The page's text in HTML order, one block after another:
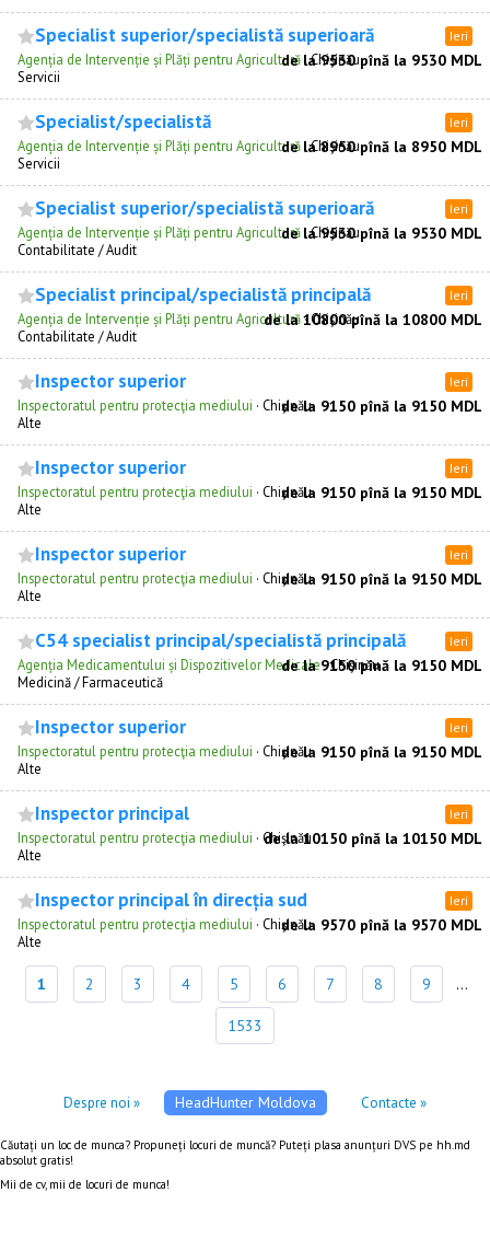
Specialist superior/specialistă superioară Ieri
Agenția de Intervenție și Plăți pentru Agricultură·Chişinău
de la 9530 pînă la 9530 MDL
Servicii
Specialist/specialistă Ieri
Agenția de Intervenție și Plăți pentru Agricultură·Chişinău
de la 8950 pînă la 8950 MDL
Servicii
Specialist superior/specialistă superioară Ieri
Agenția de Intervenție și Plăți pentru Agricultură·Chişinău
de la 9530 pînă la 9530 MDL
Сontabilitate / Audit
Specialist principal/specialistă principală Ieri
Agenția de Intervenție și Plăți pentru Agricultură·Chişinău
de la 10800 pînă la 10800 MDL
Сontabilitate / Audit
Inspector superior Ieri
Inspectoratul pentru protecţia mediului · Chişinău
de la 9150 pînă la 9150 MDL
Alte
Inspector superior Ieri
Inspectoratul pentru protecţia mediului · Chişinău
de la 9150 pînă la 9150 MDL
Alte
Inspector superior Ieri
Inspectoratul pentru protecţia mediului · Chişinău
de la 9150 pînă la 9150 MDL
Alte
C54 specialist principal/specialistă principală Ieri
Agenția Medicamentului și Dispozitivelor Medicale·Chişinău
de la 9150 pînă la 9150 MDL
Medicină / Farmaceutică
Inspector superior Ieri
Inspectoratul pentru protecţia mediului · Chişinău
de la 9150 pînă la 9150 MDL
Alte
Inspector principal Ieri
Inspectoratul pentru protecţia mediului · Chişinău
de la 10150 pînă la 10150 MDL
Alte
Inspector principal în direcția sud Ieri
Inspectoratul pentru protecţia mediului · Chişinău
de la 9570 pînă la 9570 MDL
Alte
1 2 3 4 5 6 7 8 9 ...
1533
Despre noi » Contacte »
HeadHunter Moldova
Căutați un loc de munca? Propuneți locuri de muncă? Puteți plasa anunțuri DVS pe hh.md
absolut gratis!
Mii de cv, mii de locuri de munca!